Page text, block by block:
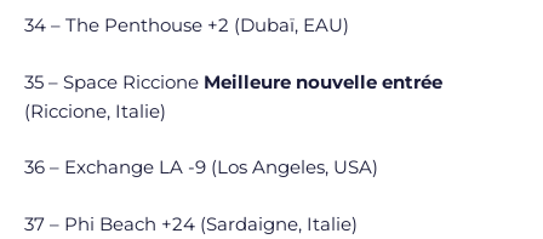
34 – The Penthouse +2 (Dubaï, EAU)
35 – Space Riccione Meilleure nouvelle entrée
(Riccione, Italie)
36 – Exchange LA -9 (Los Angeles, USA)
37 – Phi Beach +24 (Sardaigne, Italie)